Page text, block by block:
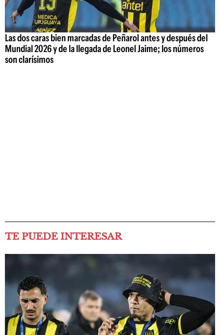
Las dos caras bien marcadas de Peñarol antes y después del
Mundial 2026 y de la llegada de Leonel Jaime; los números
son clarísimos
TE PUEDE INTERESAR